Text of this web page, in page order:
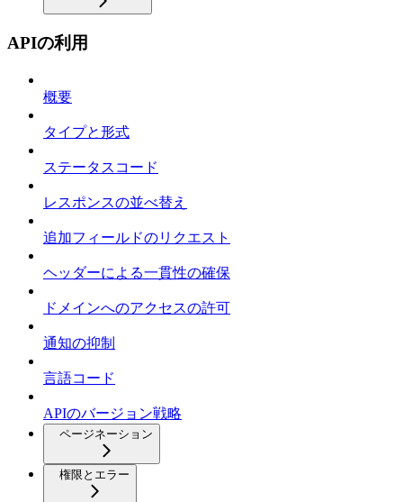
APIの利用
概要
タイプと形式
ステータスコード
レスポンスの並べ替え
追加フィールドのリクエスト
ヘッダーによる一貫性の確保
ドメインへのアクセスの許可
通知の抑制
言語コード
APIのバージョン戦略
ページネーション
権限とエラー